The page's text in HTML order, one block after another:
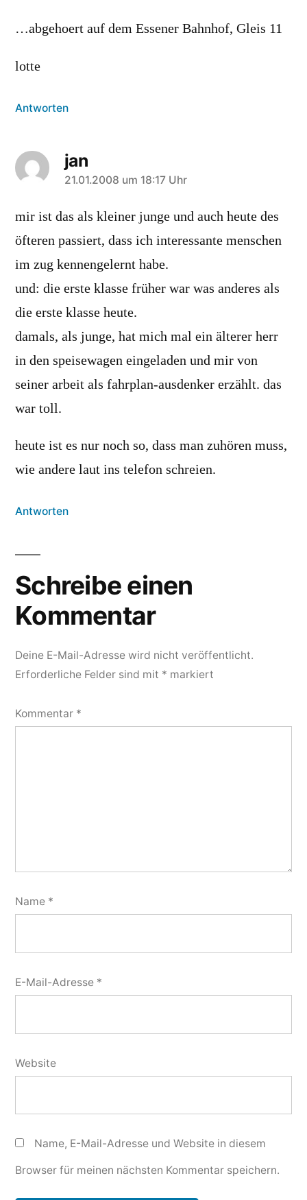
…abgehoert auf dem Essener Bahnhof, Gleis 11
lotte
Antworten
jan
sagt:
21.01.2008 um 18:17 Uhr
mir ist das als kleiner junge und auch heute des
öfteren passiert, dass ich interessante menschen
im zug kennengelernt habe.
und: die erste klasse früher war was anderes als
die erste klasse heute.
damals, als junge, hat mich mal ein älterer herr
in den speisewagen eingeladen und mir von
seiner arbeit als fahrplan-ausdenker erzählt. das
war toll.
heute ist es nur noch so, dass man zuhören muss,
wie andere laut ins telefon schreien.
Antworten
Schreibe einen
Kommentar
Deine E-Mail-Adresse wird nicht veröffentlicht.
Erforderliche Felder sind mit * markiert
Kommentar *
Name *
E-Mail-Adresse *
Website
Name, E-Mail-Adresse und Website in diesem
Browser für meinen nächsten Kommentar speichern.